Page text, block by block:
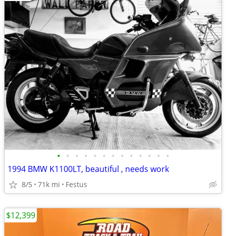
• • • • • • • • • • • • •
1994 BMW K1100LT, beautiful , needs work
8/5 71k mi Festus
$12,399